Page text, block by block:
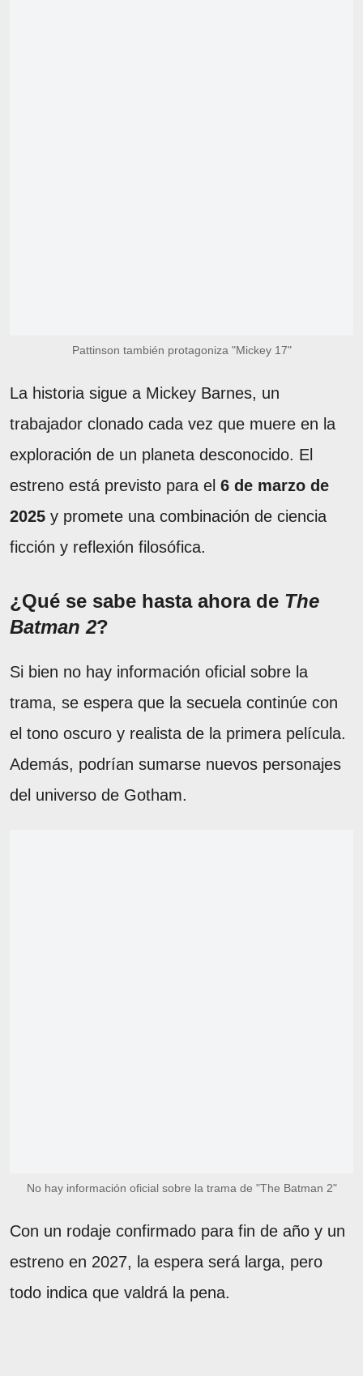
Pattinson también protagoniza "Mickey 17"
La historia sigue a Mickey Barnes, un
trabajador clonado cada vez que muere en la
exploración de un planeta desconocido. El
estreno está previsto para el 6 de marzo de
2025 y promete una combinación de ciencia
ficción y reflexión filosófica.
¿Qué se sabe hasta ahora de The
Batman 2?
Si bien no hay información oficial sobre la
trama, se espera que la secuela continúe con
el tono oscuro y realista de la primera película.
Además, podrían sumarse nuevos personajes
del universo de Gotham.
No hay información oficial sobre la trama de "The Batman 2"
Con un rodaje confirmado para fin de año y un
estreno en 2027, la espera será larga, pero
todo indica que valdrá la pena.